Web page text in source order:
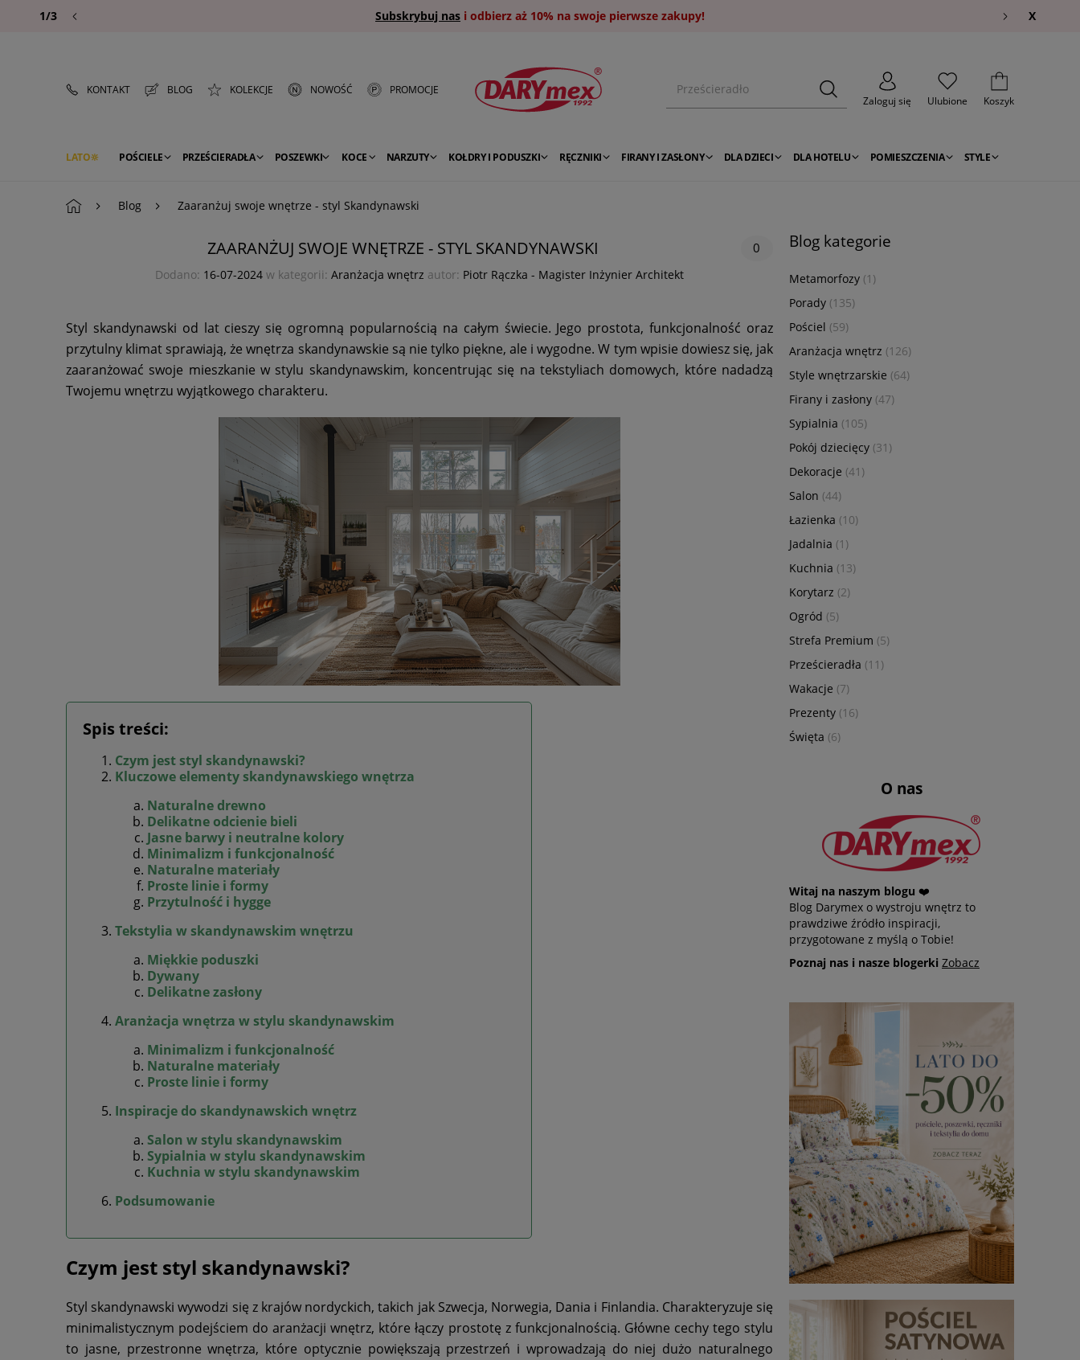
Subskrybuj nas i odbierz aż 10% na swoje pierwsze zakupy!
1/3 X
KONTAKT BLOG KOLEKCJE NOWOŚĆ
PROMOCJE
Zaloguj się
Ulubione Koszyk
LATO POŚCIELE PRZEŚCIERADŁA POSZEWKI KOCE NARZUTY KOŁDRY I PODUSZKI RĘCZNIKI FIRANY I ZASŁONY DLA DZIECI DLA HOTELU POMIESZCZENIA STYLE
Blog Zaaranżuj swoje wnętrze - styl Skandynawski
ZAARANŻUJ SWOJE WNĘTRZE - STYL SKANDYNAWSKI 0
Dodano: 16-07-2024 w kategorii: Aranżacja wnętrz autor: Piotr Rączka - Magister Inżynier Architekt
Styl skandynawski od lat cieszy się ogromną popularnością na całym świecie. Jego prostota, funkcjonalność oraz
przytulny klimat sprawiają, że wnętrza skandynawskie są nie tylko piękne, ale i wygodne. W tym wpisie dowiesz się, jak
zaaranżować swoje mieszkanie w stylu skandynawskim, koncentrując się na tekstyliach domowych, które nadadzą
Twojemu wnętrzu wyjątkowego charakteru.
Spis treści:
Czym jest styl skandynawski?
Kluczowe elementy skandynawskiego wnętrza
Naturalne drewno
Delikatne odcienie bieli
Jasne barwy i neutralne kolory
Minimalizm i funkcjonalność
Naturalne materiały
Proste linie i formy
Przytulność i hygge
Tekstylia w skandynawskim wnętrzu
Miękkie poduszki
Dywany
Delikatne zasłony
Aranżacja wnętrza w stylu skandynawskim
Minimalizm i funkcjonalność
Naturalne materiały
Proste linie i formy
Inspiracje do skandynawskich wnętrz
Salon w stylu skandynawskim
Sypialnia w stylu skandynawskim
Kuchnia w stylu skandynawskim
Podsumowanie
Czym jest styl skandynawski?
Styl skandynawski wywodzi się z krajów nordyckich, takich jak Szwecja, Norwegia, Dania i Finlandia. Charakteryzuje się
minimalistycznym podejściem do aranżacji wnętrz, które łączy prostotę z funkcjonalnością. Główne cechy tego stylu
to jasne, przestronne wnętrza, które optycznie powiększają przestrzeń i wprowadzają do niej dużo naturalnego
Blog kategorie
Metamorfozy (1)
Porady (135)
Pościel (59)
Aranżacja wnętrz (126)
Style wnętrzarskie (64)
Firany i zasłony (47)
Sypialnia (105)
Pokój dziecięcy (31)
Dekoracje (41)
Salon (44)
Łazienka (10)
Jadalnia (1)
Kuchnia (13)
Korytarz (2)
Ogród (5)
Strefa Premium (5)
Prześcieradła (11)
Wakacje (7)
Prezenty (16)
Święta (6)
O nas
Witaj na naszym blogu ❤️
Blog Darymex o wystroju wnętrz to
prawdziwe źródło inspiracji,
przygotowane z myślą o Tobie!
Poznaj nas i nasze blogerki Zobacz